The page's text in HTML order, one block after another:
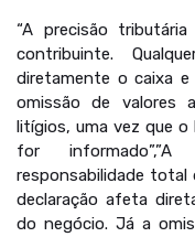
“A precisão
contribuinte.
diretamente o caixa
omissão de valores
litígios, uma vez que
for
responsabilidade total
declaração afeta
do negócio. Já a